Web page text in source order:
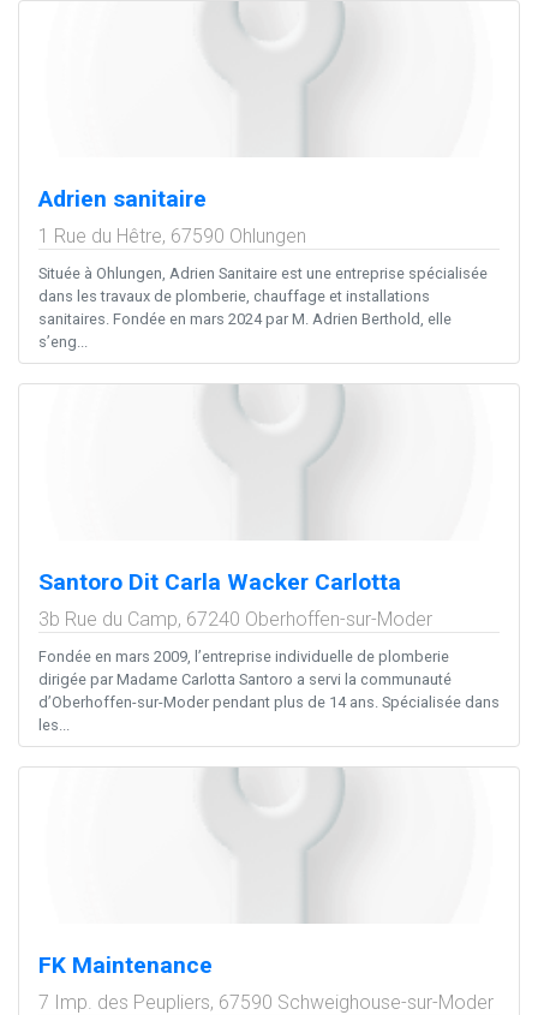
Adrien sanitaire
1 Rue du Hêtre, 67590 Ohlungen
Située à Ohlungen, Adrien Sanitaire est une entreprise spécialisée
dans les travaux de plomberie, chauffage et installations
sanitaires. Fondée en mars 2024 par M. Adrien Berthold, elle
s’eng...
Santoro Dit Carla Wacker Carlotta
3b Rue du Camp, 67240 Oberhoffen-sur-Moder
Fondée en mars 2009, l’entreprise individuelle de plomberie
dirigée par Madame Carlotta Santoro a servi la communauté
d’Oberhoffen-sur-Moder pendant plus de 14 ans. Spécialisée dans
les...
FK Maintenance
7 Imp. des Peupliers, 67590 Schweighouse-sur-Moder